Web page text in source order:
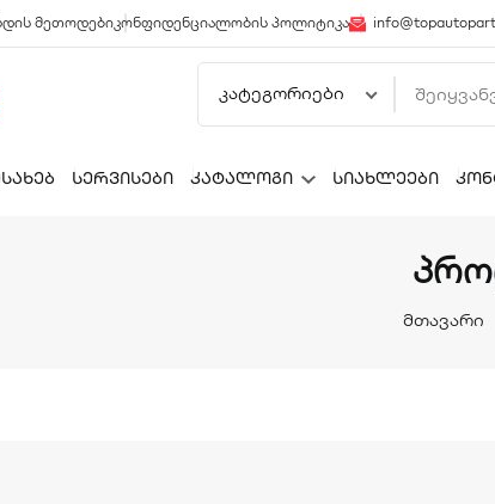
მეთოდებიკონფიდენციალობის პოლიტიკა
სერვისები კატალოგი სიახლეები
მთავარი